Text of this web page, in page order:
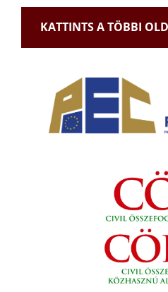
KATTINTS A TÖBBI